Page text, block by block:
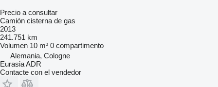
Precio a consultar
Camión cisterna de gas
2013
241.751 km
Volumen 10 m³ 0 compartimento
Alemania, Cologne
Eurasia ADR
Contacte con el vendedor